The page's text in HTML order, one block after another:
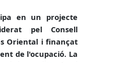
en un projecte
pel Consell
Oriental i finançat
de l'ocupació. La